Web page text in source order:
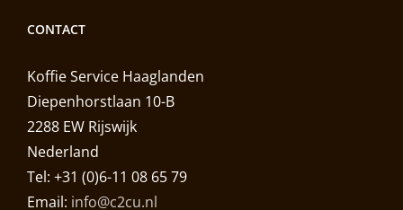
CONTACT
Koffie Service Haaglanden
Diepenhorstlaan 10-B
2288 EW Rijswijk
Nederland
Tel: +31 (0)6-11 08 65 79
Email: info@c2cu.nl